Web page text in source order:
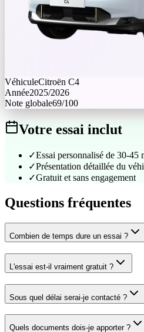
VéhiculeCitroën C4
Année2025/2026
Note globale69/100
Votre essai inclut
✓Essai personnalisé de 30-45
✓Présentation détaillée du
✓Gratuit et sans engagement
Questions fréquentes
Combien de temps dure un essai ?
L'essai est-il vraiment gratuit ?
Sous quel délai serai-je contacté ?
Quels documents dois-je apporter ?